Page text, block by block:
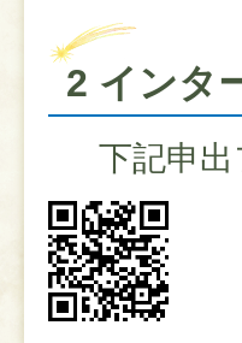
2 インタ
下記申出